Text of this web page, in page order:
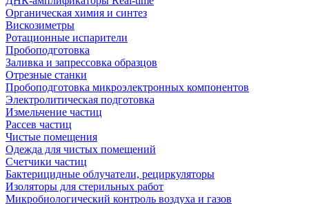
Органическая химия и синтез
Вискозиметры
Ротационные испарители
Пробоподготовка
Заливка и запрессовка образцов
Отрезные станки
Пробоподготовка микроэлектронных компонентов
Электролитическая подготовка
Измельчение частиц
Рассев частиц
Чистые помещения
Одежда для чистых помещений
Счетчики частиц
Бактерицидные облучатели, рециркуляторы
Изоляторы для стерильных работ
Микробиологический контроль воздуха и газов